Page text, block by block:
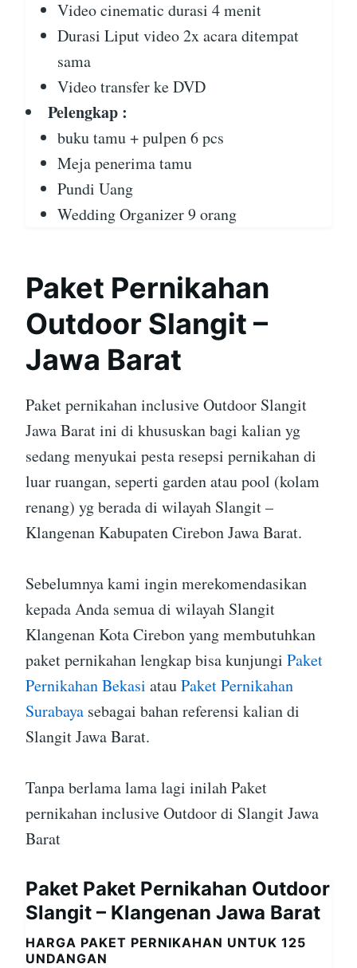
Video cinematic durasi 4 menit
Durasi Liput video 2x acara ditempat
sama
Video transfer ke DVD
Pelengkap :
buku tamu + pulpen 6 pcs
Meja penerima tamu
Pundi Uang
Wedding Organizer 9 orang
Paket Pernikahan
Outdoor Slangit –
Jawa Barat
Paket pernikahan inclusive Outdoor Slangit
Jawa Barat ini di khususkan bagi kalian yg
sedang menyukai pesta resepsi pernikahan di
luar ruangan, seperti garden atau pool (kolam
renang) yg berada di wilayah Slangit –
Klangenan Kabupaten Cirebon Jawa Barat.
Sebelumnya kami ingin merekomendasikan
kepada Anda semua di wilayah Slangit
Klangenan Kota Cirebon yang membutuhkan
paket pernikahan lengkap bisa kunjungi Paket
Pernikahan Bekasi atauPaket Pernikahan
Surabaya sebagai bahan referensi kalian di
Slangit Jawa Barat.
Tanpa berlama lama lagi inilah Paket
pernikahan inclusive Outdoor di Slangit Jawa
Barat
Paket Paket Pernikahan Outdoor
Slangit – Klangenan Jawa Barat
HARGA PAKET PERNIKAHAN UNTUK 125
UNDANGAN